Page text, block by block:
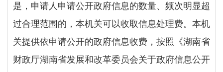
是，申请人申请公开政府信息的数量、频次明显超
过合理范围的，本机关可以收取信息处理费。本机
关提供依申请公开的政府信息收费，按照《湖南省
财政厅湖南省发展和改革委员会关于政府信息公开